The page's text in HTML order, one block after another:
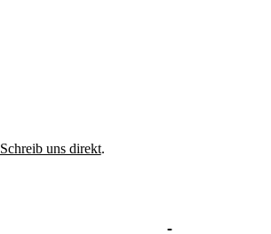
Schreib uns direkt.